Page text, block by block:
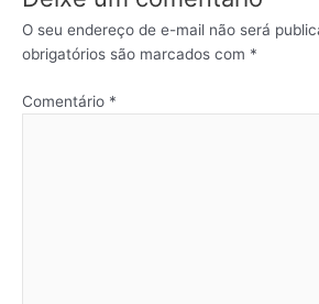
O seu endereço de e-mail não será
obrigatórios são marcados com *
Comentário *